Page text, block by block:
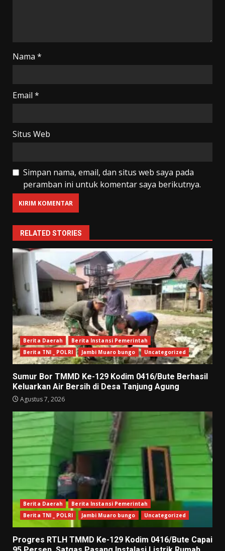
Nama *
Email *
Situs Web
Simpan nama, email, dan situs web saya pada
peramban ini untuk komentar saya berikutnya.
RELATED STORIES
Berita Daerah
Berita Instansi Pemerintah
Berita TNI _ POLRI
Jambi Muaro bungo Uncategorized
Sumur Bor TMMD Ke-129 Kodim 0416/Bute Berhasil
Keluarkan Air Bersih di Desa Tanjung Agung
Agustus 7, 2026
Berita Daerah
Berita Instansi Pemerintah
Berita TNI _ POLRI
Jambi Muaro bungo Uncategorized
Progres RTLH TMMD Ke-129 Kodim 0416/Bute Capai